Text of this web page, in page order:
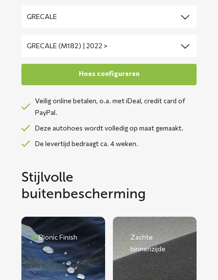
Veilig online betalen, o.a. met iDeal, credit card of
PayPal.
Deze autohoes wordt volledig op maat gemaakt.
De levertijd bedraagt ca. 4 weken.
Stijlvolle
buitenbescherming
Bionic Finish
Zachte
binnenzijde